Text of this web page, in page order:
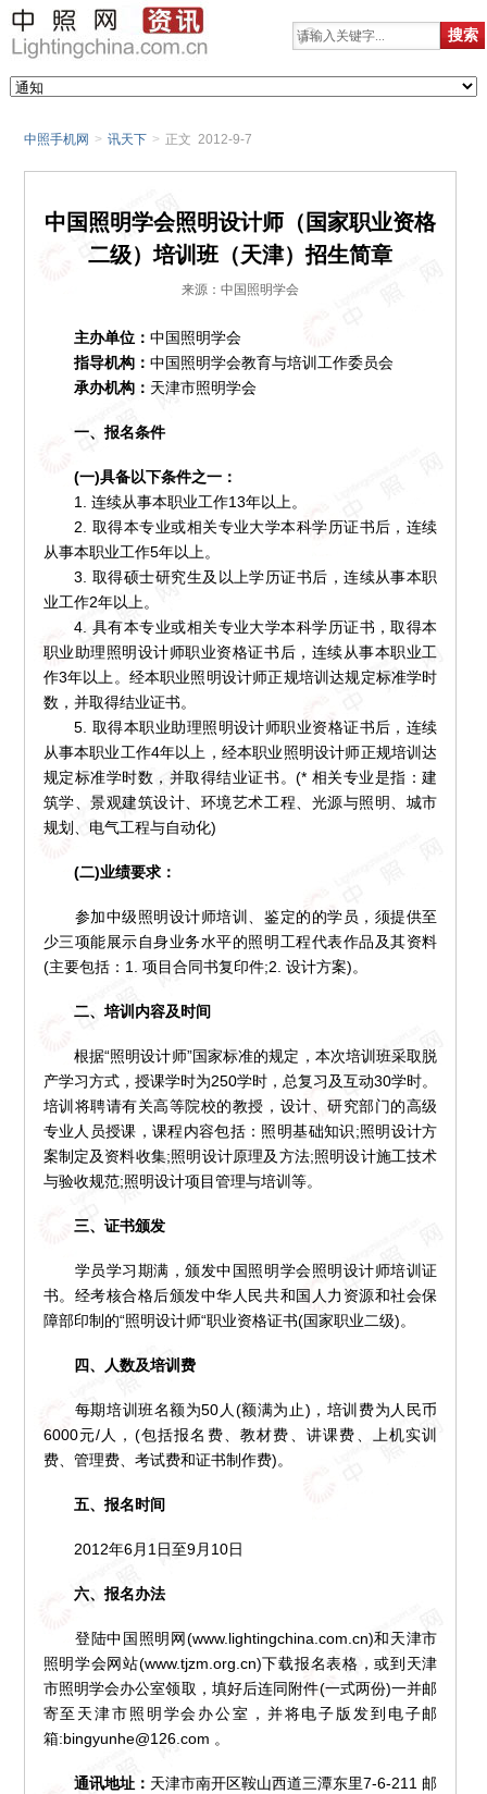
中照手机网 > 讯天下 > 正文 2012-9-7
中国照明学会照明设计师（国家职业资格
二级）培训班（天津）招生简章
来源：中国照明学会
主办单位： 中国照明学会
指导机构： 中国照明学会教育与培训工作委员会
承办机构： 天津市照明学会
一、报名条件
(一)具备以下条件之一：
1. 连续从事本职业工作13年以上。
2. 取得本专业或相关专业大学本科学历证书后，连续
从事本职业工作5年以上。
3. 取得硕士研究生及以上学历证书后，连续从事本职
业工作2年以上。
4. 具有本专业或相关专业大学本科学历证书，取得本
职业助理照明设计师职业资格证书后，连续从事本职业工
作3年以上。经本职业照明设计师正规培训达规定标准学时
数，并取得结业证书。
5. 取得本职业助理照明设计师职业资格证书后，连续
从事本职业工作4年以上，经本职业照明设计师正规培训达
规定标准学时数，并取得结业证书。(* 相关专业是指：建
筑学、景观建筑设计、环境艺术工程、光源与照明、城市
规划、电气工程与自动化)
(二)业绩要求：
参加中级照明设计师培训、鉴定的的学员，须提供至
少三项能展示自身业务水平的照明工程代表作品及其资料
(主要包括：1. 项目合同书复印件;2. 设计方案)。
二、培训内容及时间
根据“照明设计师”国家标准的规定，本次培训班采取脱
产学习方式，授课学时为250学时，总复习及互动30学时。
培训将聘请有关高等院校的教授，设计、研究部门的高级
专业人员授课，课程内容包括：照明基础知识;照明设计方
案制定及资料收集;照明设计原理及方法;照明设计施工技术
与验收规范;照明设计项目管理与培训等。
三、证书颁发
学员学习期满，颁发中国照明学会照明设计师培训证
书。经考核合格后颁发中华人民共和国人力资源和社会保
障部印制的“照明设计师“职业资格证书(国家职业二级)。
四、人数及培训费
每期培训班名额为50人(额满为止)，培训费为人民币
6000元/人，(包括报名费、教材费、讲课费、上机实训
费、管理费、考试费和证书制作费)。
五、报名时间
2012年6月1日至9月10日
六、报名办法
登陆中国照明网(www.lightingchina.com.cn)和天津市
照明学会网站(www.tjzm.org.cn)下载报名表格，或到天津
市照明学会办公室领取，填好后连同附件(一式两份)一并邮
寄至天津市照明学会办公室，并将电子版发到电子邮
箱:bingyunhe@126.com 。
通讯地址： 天津市南开区鞍山西道三潭东里7-6-211 邮